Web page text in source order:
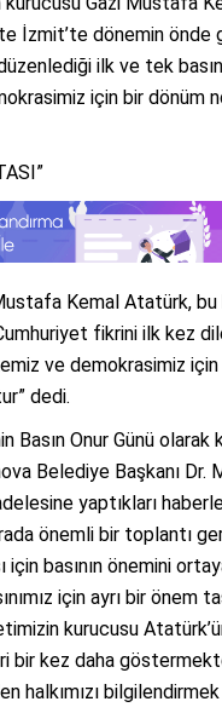
İzmit’te dönemin önde
ilk ve tek
için bir dönüm
Kemal Atatürk, bu
fikrini ilk kez
ve demokrasimiz
dedi.
Basın Onur Günü olarak
Belediye Başkanı Dr.
yaptıkları
önemli bir toplantı
için basının önemini
için ayrı bir önem
kurucusu
bir kez daha
halkımızı